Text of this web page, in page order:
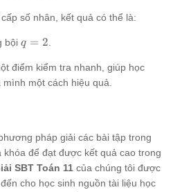
k in
số nhân, kết quả có thể là:
bộiq
2
q = 2
điểm kiểm tra nhanh, giúp học
một cách hiệu quả.
pháp giải các bài tập trong
khóa để đạt được kết quả cao trong
SBT Toán 11 của chúng tôi được
cho học sinh nguồn tài liệu học